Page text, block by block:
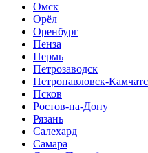
Омск
Орёл
Оренбург
Пенза
Пермь
Петрозаводск
Петропавловск-
Псков
Ростов-на-Дону
Рязань
Салехард
Самара